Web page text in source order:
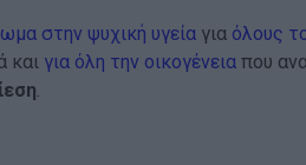
στην ψυχική υγεία για όλους
και για όλη την οικογένεια που
.